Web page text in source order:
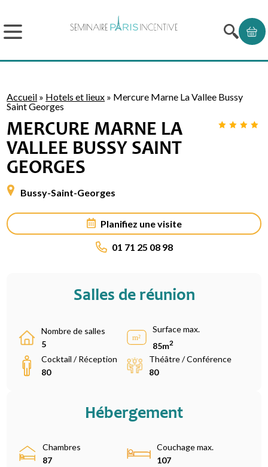
Accueil » Hotels et lieux » Mercure Marne La Vallee Bussy
Saint Georges
MERCURE MARNE LA
VALLEE BUSSY SAINT
GEORGES
Bussy-Saint-Georges
Planifiez une visite
01 71 25 08 98
Salles de réunion
Nombre de salles
5
Surface max.
85m2
Cocktail / Réception
80
Théâtre / Conférence
80
Hébergement
Chambres
87
Couchage max.
107